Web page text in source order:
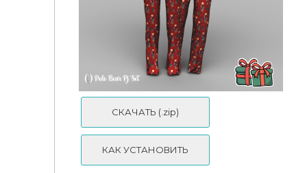
СКАЧАТЬ (.zip)
КАК УСТАНОВИТЬ